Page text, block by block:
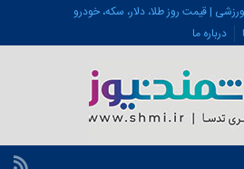
| قیمت روز طلا، دلار، سکه، خودرو
درباره ما